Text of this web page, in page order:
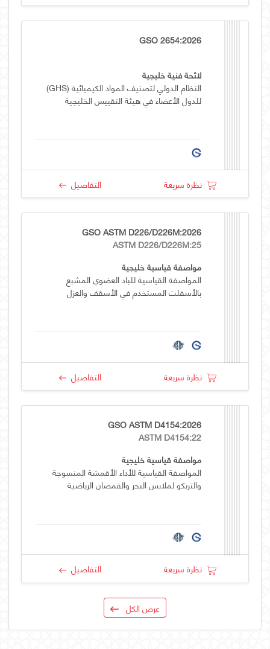
GSO 2654:2026
لائحة فنية خليجية
النظام الدولي لتصنيف المواد الكيميائية (GHS)
للدول الأعضاء في هيئة التقييس الخليجية
نظرة سريعة التفاصيل
GSO ASTM D226/D226M:2026
ASTM D226/D226M:25
مواصفة قياسية خليجية
المواصفة القياسية للباد العضوي المشبع
بالأسفلت المستخدم في الأسقف والعزل
نظرة سريعة التفاصيل
GSO ASTM D4154:2026
ASTM D4154:22
مواصفة قياسية خليجية
المواصفة القياسية للأداء الأقمشة المنسوجة
والتريكو لملابس البحر والقمصان الرياضية
نظرة سريعة التفاصيل
عرض الكل